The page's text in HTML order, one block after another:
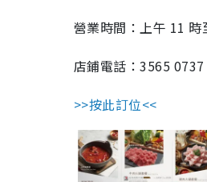
營業時間：上午 11 時
店鋪電話：3565 0737
>>按此訂位<<